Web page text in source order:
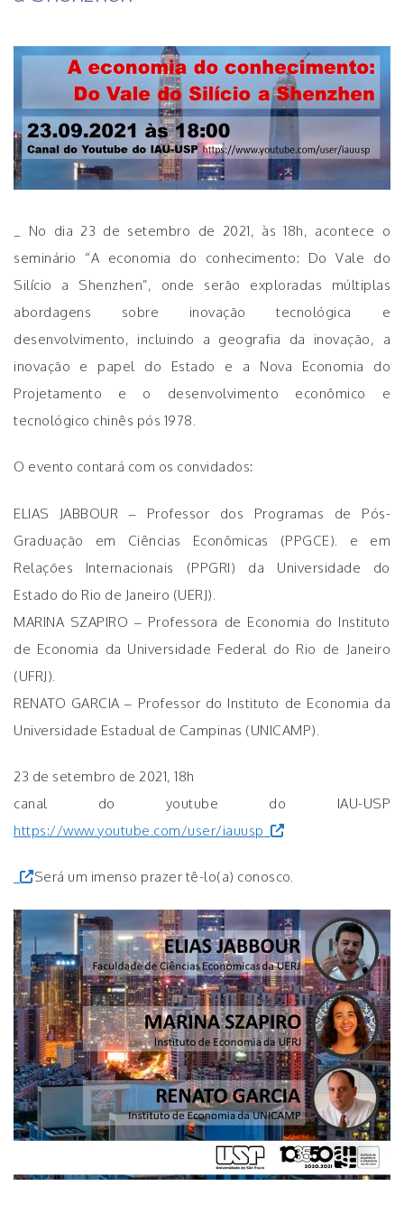
_ No dia 23 de setembro de 2021, às 18h, acontece o
seminário “A economia do conhecimento: Do Vale do
Silício a Shenzhen”, onde serão exploradas múltiplas
abordagens sobre inovação tecnológica e
desenvolvimento, incluindo a geografia da inovação, a
inovação e papel do Estado e a Nova Economia do
Projetamento e o desenvolvimento econômico e
tecnológico chinês pós 1978.
O evento contará com os convidados:
ELIAS JABBOUR – Professor dos Programas de Pós-
Graduação em Ciências Econômicas (PPGCE). e em
Relações Internacionais (PPGRI) da Universidade do
Estado do Rio de Janeiro (UERJ).
MARINA SZAPIRO – Professora de Economia do Instituto
de Economia da Universidade Federal do Rio de Janeiro
(UFRJ).
RENATO GARCIA – Professor do Instituto de Economia da
Universidade Estadual de Campinas (UNICAMP).
23 de setembro de 2021, 18h
canal do youtube do IAU-USP
https://www.youtube.com/user/iauusp
Será um imenso prazer tê-lo(a) conosco.